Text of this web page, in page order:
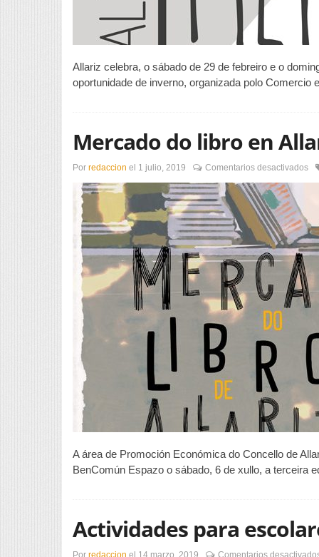
Allariz celebra, o sábado de 29 de febreiro e o
oportunidade de inverno, organizada polo Comercio
Mercado do libro en
Por redaccion el 1 julio, 2019 Comentarios desactivadosen
A área de Promoción Económica do Concello de
BenComún Espazo o sábado, 6 de xullo, a terceira
Actividades para
Por redaccion el 14 marzo, 2019 Comentarios